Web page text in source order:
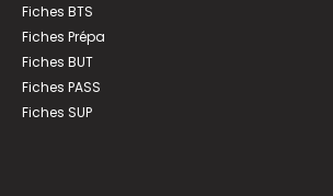
Fiches BTS
Fiches Prépa
Fiches BUT
Fiches PASS
Fiches SUP